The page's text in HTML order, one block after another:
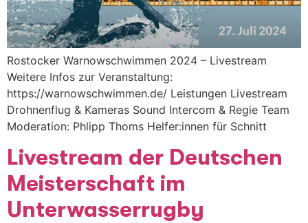
Rostocker Warnowschwimmen 2024 – Livestream
Weitere Infos zur Veranstaltung:
https://warnowschwimmen.de/ Leistungen Livestream
Drohnenflug & Kameras Sound Intercom & Regie Team
Moderation: Phlipp Thoms Helfer:innen für Schnitt
Livestream der Deutschen
Meisterschaft im
Unterwasserrugby